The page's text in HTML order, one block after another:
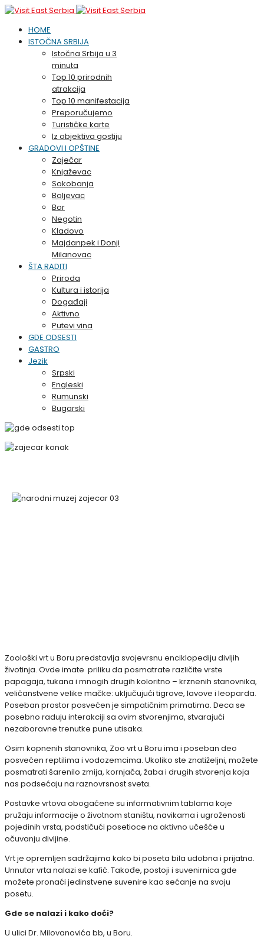
HOME
ISTOČNA SRBIJA
Istočna Srbija u 3
minuta
Top 10 prirodnih
atrakcija
Top 10 manifestacija
Preporučujemo
Turističke karte
Iz objektiva gostiju
GRADOVI I OPŠTINE
Zaječar
Knjaževac
Sokobanja
Boljevac
Bor
Negotin
Kladovo
Majdanpek i Donji
Milanovac
ŠTA RADITI
Priroda
Kultura i istorija
Događaji
Aktivno
Putevi vina
GDE ODSESTI
GASTRO
Jezik
Srpski
Engleski
Rumunski
Bugarski
Zoološki vrt u Boru predstavlja svojevrsnu enciklopediju divljih
životinja. Ovde imate priliku da posmatrate različite vrste
papagaja, tukana i mnogih drugih koloritno – krznenih stanovnika,
veličanstvene velike mačke: uključujući tigrove, lavove i leoparda.
Poseban prostor posvećen je simpatičnim primatima. Deca se
posebno raduju interakciji sa ovim stvorenjima, stvarajući
nezaboravne trenutke pune utisaka.
Osim kopnenih stanovnika, Zoo vrt u Boru ima i poseban deo
posvećen reptilima i vodozemcima. Ukoliko ste znatiželjni, možete
posmatrati šarenilo zmija, kornjača, žaba i drugih stvorenja koja
nas podsećaju na raznovrsnost sveta.
Postavke vrtova obogaćene su informativnim tablama koje
pružaju informacije o životnom staništu, navikama i ugroženosti
pojedinih vrsta, podstičući posetioce na aktivno učešće u
očuvanju divljine.
Vrt je opremljen sadržajima kako bi poseta bila udobna i prijatna.
Unnutar vrta nalazi se kafić. Takođe, postoji i suvenirnica gde
možete pronaći jedinstvene suvenire kao sećanje na svoju
posetu.
Gde se nalazi i kako doći?
U ulici Dr. Milovanovića bb, u Boru.